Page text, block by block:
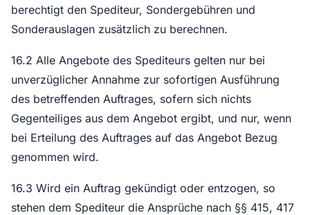
berechtigt den Spediteur, Sondergebühren und
Sonderauslagen zusätzlich zu berechnen.
16.2 Alle Angebote des Spediteurs gelten nur bei
unverzüglicher Annahme zur sofortigen Ausführung
des betreffenden Auftrages, sofern sich nichts
Gegenteiliges aus dem Angebot ergibt, und nur, wenn
bei Erteilung des Auftrages auf das Angebot Bezug
genommen wird.
16.3 Wird ein Auftrag gekündigt oder entzogen, so
stehen dem Spediteur die Ansprüche nach §§ 415, 417